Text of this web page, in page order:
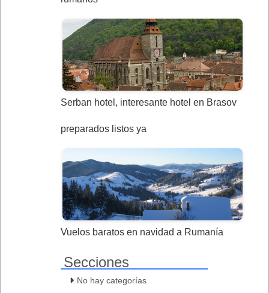
Serban hotel, interesante hotel en Brasov
preparados listos ya
Vuelos baratos en navidad a Rumanía
Secciones
No hay categorías